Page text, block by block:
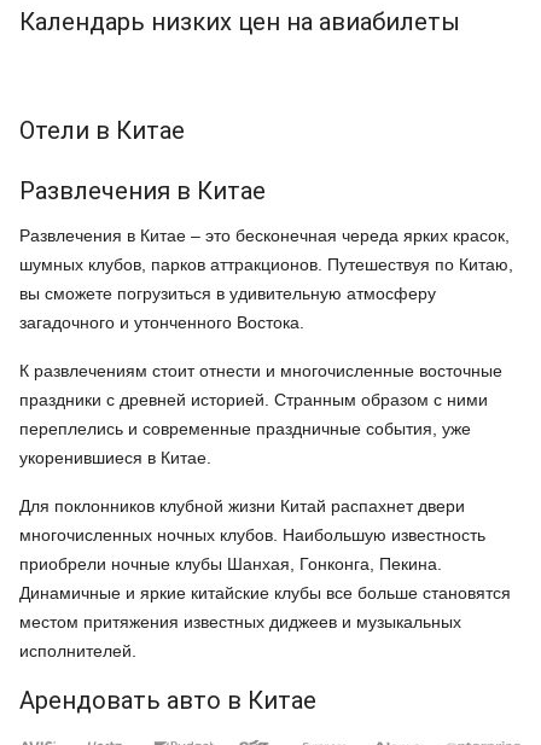
Календарь низких цен на авиабилеты
Отели в Китае
Развлечения в Китае
Развлечения в Китае – это бесконечная череда ярких красок,
шумных клубов, парков аттракционов. Путешествуя по Китаю,
вы сможете погрузиться в удивительную атмосферу
загадочного и утонченного Востока.
К развлечениям стоит отнести и многочисленные восточные
праздники с древней историей. Странным образом с ними
переплелись и современные праздничные события, уже
укоренившиеся в Китае.
Для поклонников клубной жизни Китай распахнет двери
многочисленных ночных клубов. Наибольшую известность
приобрели ночные клубы Шанхая, Гонконга, Пекина.
Динамичные и яркие китайские клубы все больше становятся
местом притяжения известных диджеев и музыкальных
исполнителей.
Арендовать авто в Китае